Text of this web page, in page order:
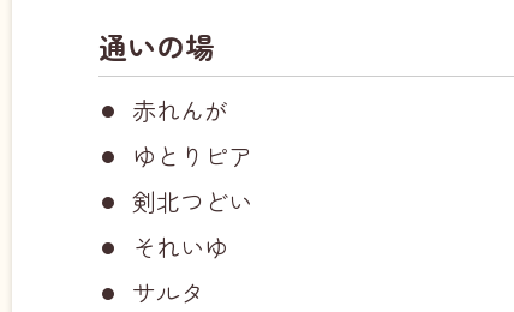
通いの場
赤れんが
ゆとりピア
剣北つどい
それいゆ
サルタ